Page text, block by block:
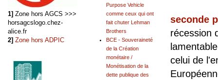
seconde
récession
celui de
Purpose Vehicle
comme ceux qui ont
fait chuter Lehman
Brothers
BCE - Souveraineté
de la Création
monétaire /
Monétisation de la
dette publique des
1] Zone hors AGCS >>>
horsagcslogo.chez-
alice.fr
2] Zone hors ADPIC